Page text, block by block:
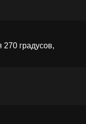
градусов